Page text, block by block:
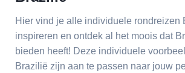
Hier vind je alle individuele rondreizen
inspireren en ontdek al het moois dat
bieden heeft! Deze individuele
Brazilië zijn aan te passen naar jouw